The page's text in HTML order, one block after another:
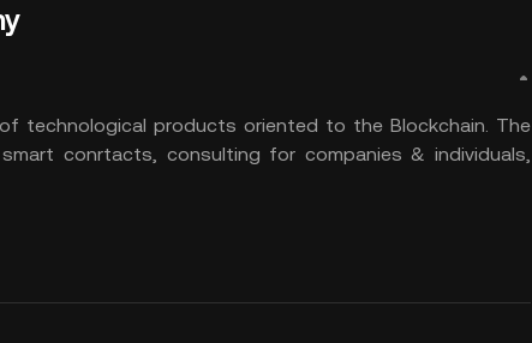
technological products oriented to the Blockchain. The
conrtacts, consulting for companies & individuals,